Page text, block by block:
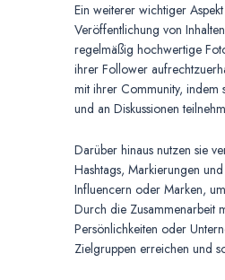
Ein weiterer wichtiger
Veröffentlichung von
regelmäßig hochwertige
ihrer Follower
mit ihrer Community, indem
und an Diskussionen
Darüber hinaus nutzen sie
Hashtags, Markierungen
Influencern oder Marken,
Durch die Zusammenarbeit
Persönlichkeiten oder
Zielgruppen erreichen und